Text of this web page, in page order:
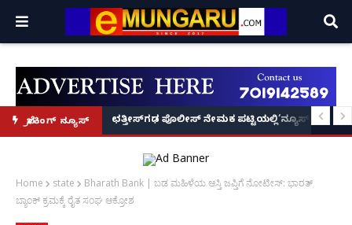
ಬ್ರೇಕಿಂಗ್ ನ್ಯೂಸ್
ಬರೆದ ಭಾರತದ ರೇಣು ಧರಿಯಾಲ್!
ಲೋಕಾರ್ಪಣೆ – ನಟ ಚೇತನ್ ಅಹಿಂಸಾಛತ್ತೀಸ್‌ಗಢ ಪೊಲೀಸ್ ನೇಮಕ ಪಟ್ಟಿಯಲ್ಲಿ‘ನ್ಯೂಸ್’, ‘ಭಕ್ತ
Home state
Bharath Bank | ಬಡ ಮಹಿಳೆಯ ಆಸ್ತಿ ಜಪ್ತಿಗೆ ನೋಟೀಸ್: ಭಾರತ್
ಬ್ಯಾಂಕ್‌ ಕ್ರಮಕ್ಕೆ ರೈತ ಸಂಘ ಆಕ್ರೋಶ